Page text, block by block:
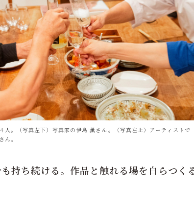
人。（写真左下）写真家の伊島 薫さん。（写真左上）アーティストで
ん。
持ち続ける。作品と触れる場を自らつく